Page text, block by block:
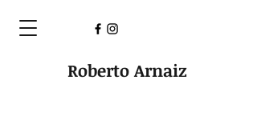
Roberto Arnaiz